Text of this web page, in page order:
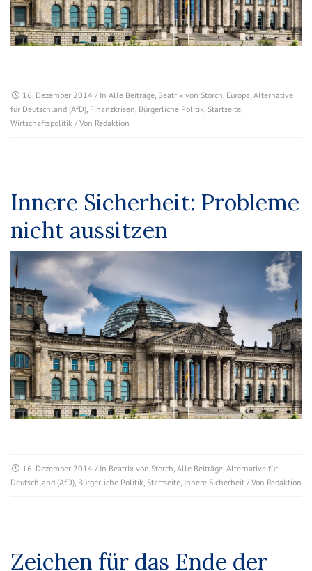
16. Dezember 2014 / In Alle Beiträge, Beatrix von Storch, Europa, Alternative
für Deutschland (AfD), Finanzkrisen, Bürgerliche Politik, Startseite,
Wirtschaftspolitik / Von Redaktion
Innere Sicherheit: Probleme
nicht aussitzen
16. Dezember 2014 / In Beatrix von Storch, Alle Beiträge, Alternative für
Deutschland (AfD), Bürgerliche Politik, Startseite, Innere Sicherheit / Von Redaktion
Zeichen für das Ende der